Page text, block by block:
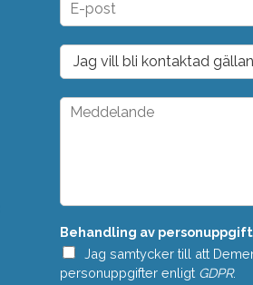
p
o
t
*
D
o
p
M
a
d
e
*
Behandling av
Jag samtycker till att
personuppgifter enligt GDPR.